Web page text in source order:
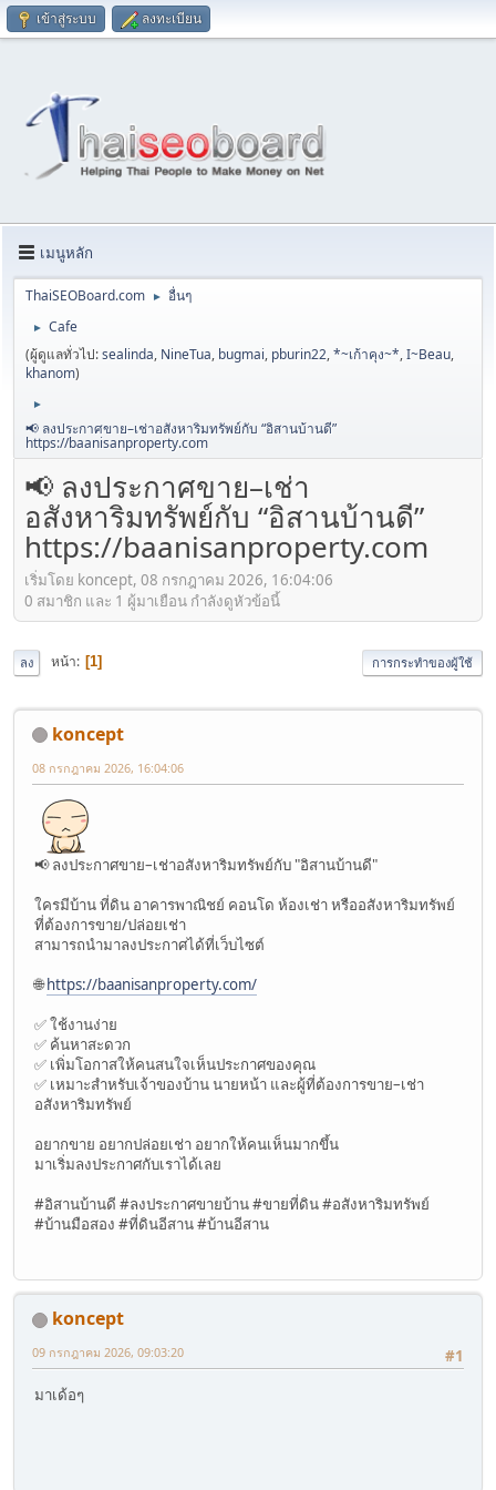
เข้าสู่ระบบ ลงทะเบียน
เมนูหลัก
ThaiSEOBoard.com ► อื่นๆ
►
Cafe
(ผู้ดูแลทั่วไป:sealinda, NineTua, bugmai, pburin22,*~เก้าคุง~*,I~Beau,
khanom)
►
📢 ลงประกาศขาย–เช่าอสังหาริมทรัพย์กับ “อิสานบ้านดี”
https://baanisanproperty.com
📢 ลงประกาศขาย–เช่า
อสังหาริมทรัพย์กับ “อิสานบ้านดี”
https://baanisanproperty.com
เริ่มโดย koncept, 08 กรกฎาคม 2026, 16:04:06
0 สมาชิก และ 1 ผู้มาเยือน กำลังดูหัวข้อนี้
ลง หน้า 1 การกระทำของผู้ใช้
koncept
08 กรกฎาคม 2026, 16:04:06
📢 ลงประกาศขาย–เช่าอสังหาริมทรัพย์กับ "อิสานบ้านดี"
ใครมีบ้าน ที่ดิน อาคารพาณิชย์ คอนโด ห้องเช่า หรืออสังหาริมทรัพย์
ที่ต้องการขาย/ปล่อยเช่า
สามารถนำมาลงประกาศได้ที่เว็บไซต์
🌐https://baanisanproperty.com/
✅ ใช้งานง่าย
✅ ค้นหาสะดวก
✅ เพิ่มโอกาสให้คนสนใจเห็นประกาศของคุณ
✅ เหมาะสำหรับเจ้าของบ้าน นายหน้า และผู้ที่ต้องการขาย–เช่า
อสังหาริมทรัพย์
อยากขาย อยากปล่อยเช่า อยากให้คนเห็นมากขึ้น
มาเริ่มลงประกาศกับเราได้เลย
#อิสานบ้านดี #ลงประกาศขายบ้าน #ขายที่ดิน #อสังหาริมทรัพย์
#บ้านมือสอง #ที่ดินอีสาน #บ้านอีสาน
koncept
#1
09 กรกฎาคม 2026, 09:03:20
มาเด้อๆ